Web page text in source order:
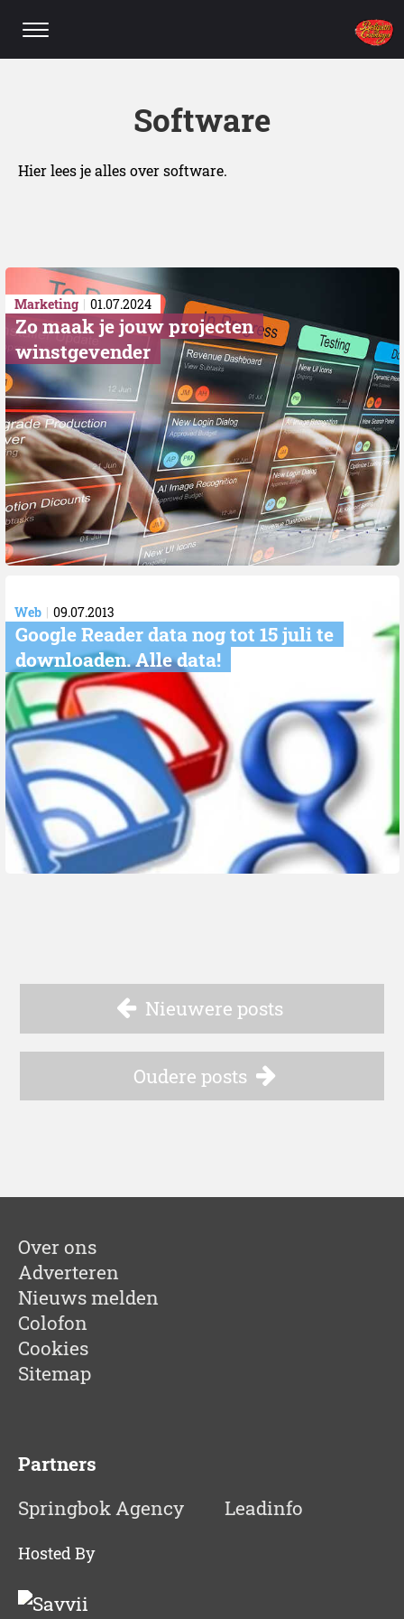
Software
Hier lees je alles over software.
Marketing 01.07.2024
Zo maak je jouw projecten
winstgevender
Web 09.07.2013
Google Reader data nog tot 15 juli te
downloaden. Alle data!
Nieuwere posts
Oudere posts
Over ons
Adverteren
Nieuws melden
Colofon
Cookies
Sitemap
Partners
Springbok Agency
Leadinfo
Hosted By